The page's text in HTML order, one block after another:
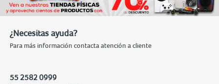
¿Necesitas ayuda?
Para más información contacta atención a cliente
55 2582 0999